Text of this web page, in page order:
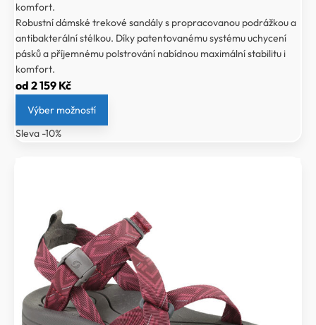
komfort.
Robustní dámské trekové sandály s propracovanou podrážkou a
antibakterální stélkou. Díky patentovanému systému uchycení
pásků a příjemnému polstrování nabídnou maximální stabilitu i
komfort.
od 2 159 Kč
Výber možností
Sleva -10%